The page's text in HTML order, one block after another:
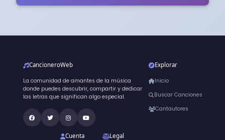
CancioneroWeb
La comunidad de amantes de la música
donde puedes descubrir, compartir y dedicar
las letras que significan algo especial.
Explorar
Inicio
Buscar Canciones
Cantautores
Cuenta Legal